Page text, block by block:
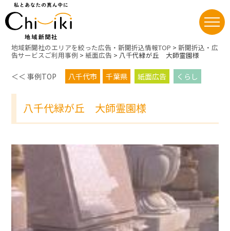
Skip地域新聞社のエリアを絞った広告・新聞折込情報TOP >新聞折込・広
告サービスご利用事例 >紙面広告 > 八千代緑が丘 大師霊園様
＜＜ 事例TOP 八千代市 千葉県 紙面広告 くらし
八千代緑が丘 大師霊園様